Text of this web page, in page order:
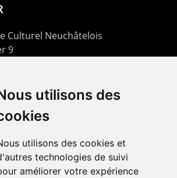
utilisons des
utilisons des cookies et
technologies de suivi
améliorer votre expérience
Culturel Neuchâtelois
9
32 725 03 03
725 05 05